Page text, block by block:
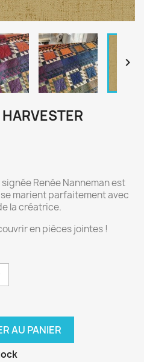

Renée Nanneman est
marient parfaitement avec
la créatrice.
en pièces jointes !
AU PANIER